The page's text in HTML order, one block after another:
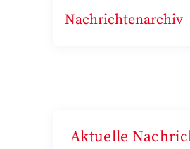
Nachrichtenarchiv
Aktuelle